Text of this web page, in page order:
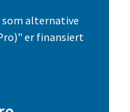
alternative
er finansiert